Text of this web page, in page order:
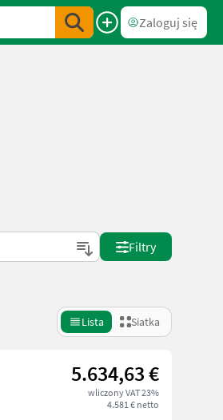
Zaloguj się
Filtry
Lista Siatka
5.634,63 €
wliczony VAT 23%
4.581 € netto